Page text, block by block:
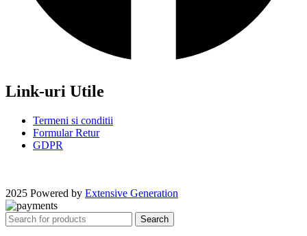
Link-uri Utile
Termeni si conditii
Formular Retur
GDPR
2025 Powered by Extensive Generation
Search